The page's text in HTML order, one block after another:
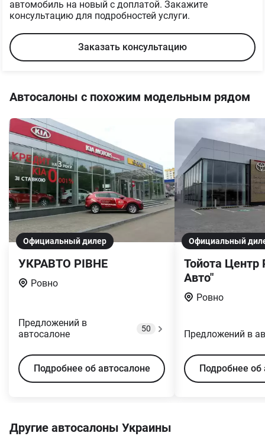
автомобиль на новый с доплатой. Закажите
консультацию для подробностей услуги.
Заказать консультацию
Автосалоны с похожим модельным рядом
Официальный дилер
УКРАВТО РІВНЕ
Ровно
Предложений в
автосалоне
50
Подробнее об автосалоне
Официальный
Тойота Центр
Авто"
Ровно
Предложений в
Подробнее об
Другие автосалоны Украины